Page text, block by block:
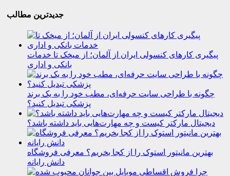
جدیدترین مطالب
پیگیری کارهای کنسولی ایران از آلمان؛ از میخک تا خدمات
بانکی و اداری
چگونه با طراحی سایت حرفه‌ای، مطب خود را به یک برند
پزشکی تبدیل کنید؟
دیجیتال مارکتر کیست و چه مهارت‌هایی باید داشته باشد؟
بهترین مانیتور استوک را از کجا بخریم؟ معرفی فروشگاه
دانش رایانه